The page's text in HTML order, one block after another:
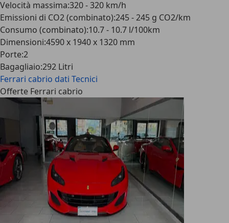
Velocità massima:320 - 320 km/h
Emissioni di CO2 (combinato):245 - 245 g CO2/km
Consumo (combinato):10.7 - 10.7 l/100km
Dimensioni:4590 x 1940 x 1320 mm
Porte:2
Bagagliaio:292 Litri
Ferrari cabrio dati Tecnici
Offerte Ferrari cabrio